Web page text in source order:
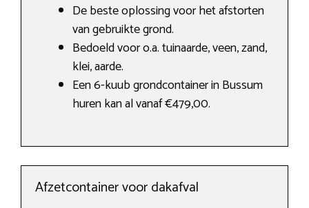
De beste oplossing voor het afstorten
van gebruikte grond.
Bedoeld voor o.a. tuinaarde, veen, zand,
klei, aarde.
Een 6-kuub grondcontainer in Bussum
huren kan al vanaf €479,00.
Afzetcontainer voor dakafval